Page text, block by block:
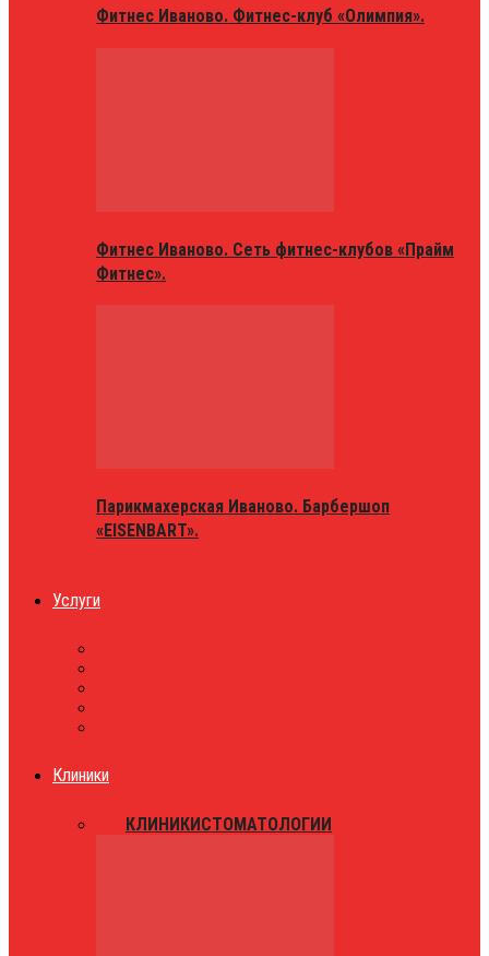
Фитнес Иваново. Фитнес-клуб «Олимпия».
Фитнес Иваново. Сеть фитнес-клубов «Прайм
Фитнес».
Парикмахерская Иваново. Барбершоп
«EISENBART».
Услуги
Клиники
КЛИНИКИСТОМАТОЛОГИИ